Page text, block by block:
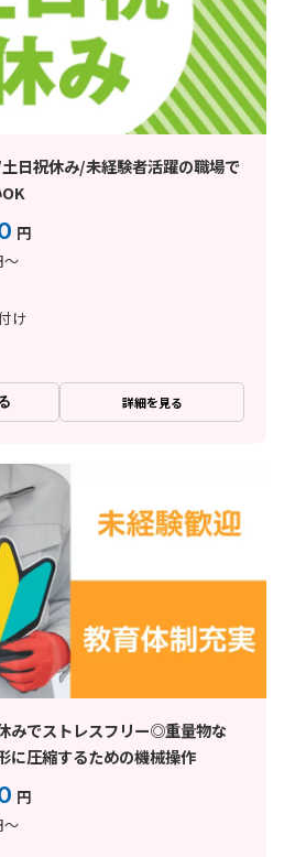
土日祝休み/未経験者活躍の職場で
円
～
け
詳細を見る
みでストレスフリー◎重量物な
に圧縮するための機械操作
円
～